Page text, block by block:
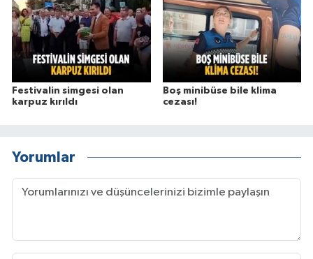
Festivalin simgesi olan
karpuz kırıldı
Boş minibüse bile klima
cezası!
Yorumlar